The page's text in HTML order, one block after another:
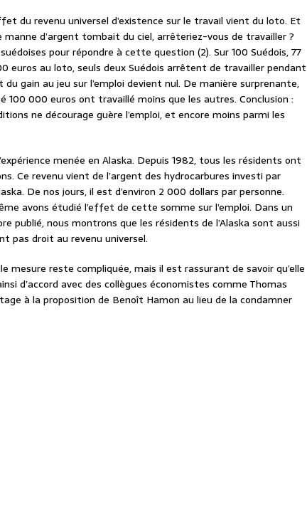
du revenu universel d’existence sur le travail vient du loto. Et
d’argent tombait du ciel, arrêteriez-vous de travailler ?
pour répondre à cette question (2). Sur 100 Suédois, 77
euros au loto, seuls deux Suédois arrêtent de travailler pendant
gain au jeu sur l’emploi devient nul. De manière surprenante,
100 000 euros ont travaillé moins que les autres. Conclusion :
ne décourage guère l’emploi, et encore moins parmi les
menée en Alaska. Depuis 1982, tous les résidents ont
Ce revenu vient de l’argent des hydrocarbures investi par
De nos jours, il est d’environ 2 000 dollars par personne.
avons étudié l’effet de cette somme sur l’emploi. Dans un
publié, nous montrons que les résidents de l’Alaska sont aussi
pas droit au revenu universel.
mesure reste compliquée, mais il est rassurant de savoir qu’elle
d’accord avec des collègues économistes comme Thomas
à la proposition de Benoît Hamon au lieu de la condamner